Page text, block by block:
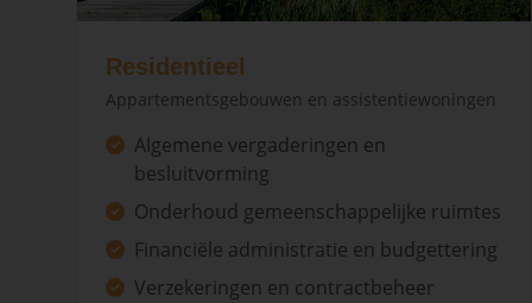
Residentieel
Appartementsgebouwen en assistentiewoningen
Algemene vergaderingen en
besluitvorming
Onderhoud gemeenschappelijke ruimtes
Financiële administratie en budgettering
Verzekeringen en contractbeheer